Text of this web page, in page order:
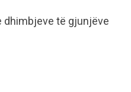
dhimbjeve të gjunjëve